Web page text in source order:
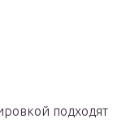
подходят